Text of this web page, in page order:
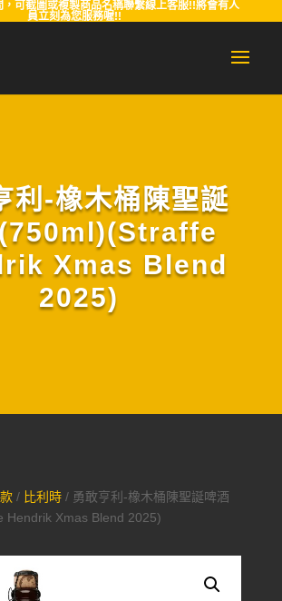
，可截圖或複製商品名稱聯繫線上客服!!將會有人
員立刻為您服務喔!!
利-橡木桶陳聖誕
Xmas Blend
2025)
/ 比利時/ 勇敢亨利-橡木桶陳聖誕啤酒
Hendrik Xmas Blend 2025)